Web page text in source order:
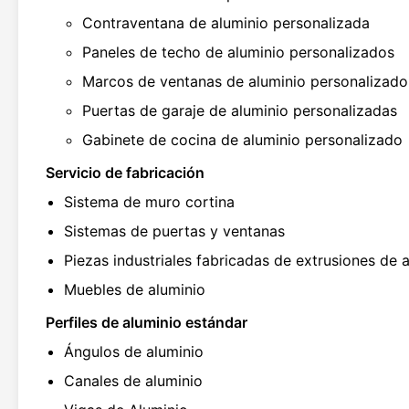
Contraventana de aluminio personalizada
Paneles de techo de aluminio personalizados
Marcos de ventanas de aluminio
Puertas de garaje de aluminio personalizadas
Gabinete de cocina de aluminio personalizado
Servicio de fabricación
Sistema de muro cortina
Sistemas de puertas y ventanas
Piezas industriales fabricadas de extrusiones de
Muebles de aluminio
Perfiles de aluminio estándar
Ángulos de aluminio
Canales de aluminio